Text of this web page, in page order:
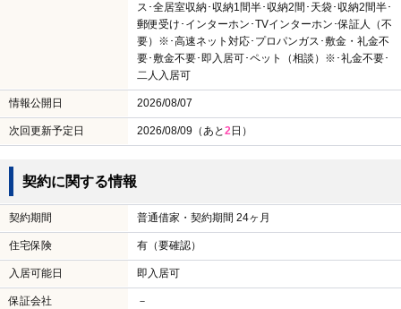
ス･全居室収納･収納1間半･収納2間･天袋･収納2間半･
郵便受け･インターホン･TVインターホン･保証人（不
要）※･高速ネット対応･プロパンガス･敷金・礼金不
要･敷金不要･即入居可･ペット（相談）※･礼金不要･
二人入居可
情報公開日 2026/08/07
次回更新予定日 2026/08/09（あと2日）
契約に関する情報
契約期間 普通借家・契約期間 24ヶ月
住宅保険 有（要確認）
入居可能日 即入居可
保証会社 －